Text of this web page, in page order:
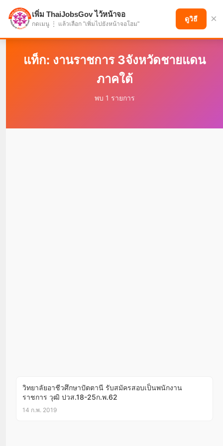
แบ่งปันโอกาส เพื่ออนาคตที่ก้าวหน้า
แท็ก: งานราชการ 3จังหวัดชายแดน
ภาคใต้
พบ 1 รายการ
วิทยาลัยอาชีวศึกษาปัตตานี รับสมัครสอบเป็นพนักงาน
ราชการ วุฒิ ปวส.18-25ก.พ.62
14 ก.พ. 2019
เพิ่ม ThaiJobsGov ไว้หน้าจอ
กดเมนู ⋮ แล้วเลือก "เพิ่มไปยังหน้าจอโฮม"
ดูวิธี ×